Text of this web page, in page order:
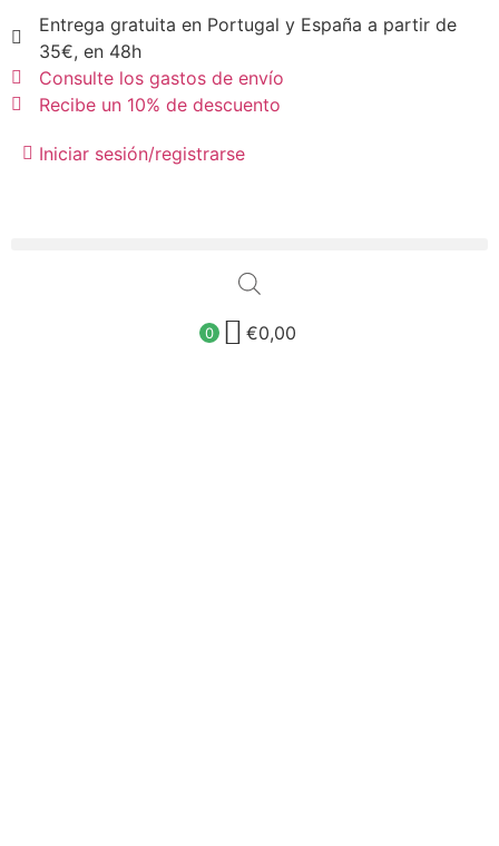
Entrega gratuita en Portugal y España a partir de
35€, en 48h
Consulte los gastos de envío
Recibe un 10% de descuento
Iniciar sesión/registrarse
0 €0,00